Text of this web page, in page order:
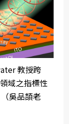
教授跨
域之指標性
吳品頡老